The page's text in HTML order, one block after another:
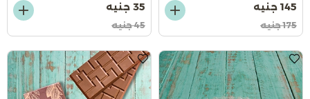
145 جنيه
175 جنيه
35 جنيه
45 جنيه